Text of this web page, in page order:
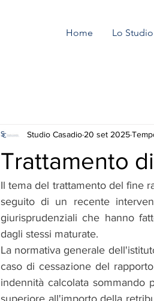
Home Lo Studio
Trattamento
Studio Casadio 20 set 2025
Il tema del trattamento del fine
seguito di un recente
giurisprudenziali che hanno
dagli stessi maturate.
La normativa generale
caso di cessazione del
indennità calcolata
superiore all'importo della